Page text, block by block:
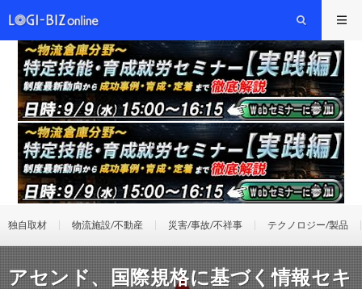
独自取材 物流施設/不動産 災害/事故/不祥事 テクノロジー/製品
アセンド、国際規格に基づく情報セキ